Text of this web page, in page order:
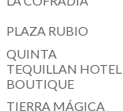
PLAZA RUBIO
QUINTA
TEQUILLAN HOTEL
BOUTIQUE
TIERRA MÁGICA